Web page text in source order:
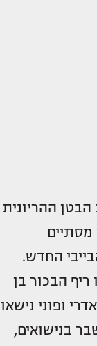
ההריונית
מסתיים
החדש.
ריף הבכור בן
ופוני נישאו
משבר בנישואים,